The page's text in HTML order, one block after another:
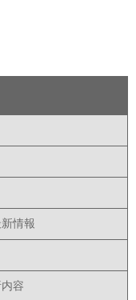
情報
容